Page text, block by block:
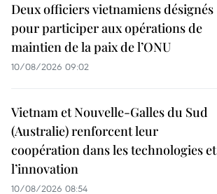
Deux officiers vietnamiens désignés
pour participer aux opérations de
maintien de la paix de l’ONU
10/08/2026 09:02
Vietnam et Nouvelle-Galles du Sud
(Australie) renforcent leur
coopération dans les technologies et
l’innovation
10/08/2026 08:54